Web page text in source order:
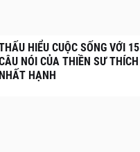
HIỂU CUỘC SỐNG VỚI 15
NÓI CỦA THIỀN SƯ THÍCH
NHẤT HẠNH